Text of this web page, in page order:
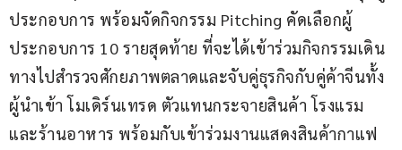
ประกอบการ พร้อมจัดกิจกรรม Pitching คัดเลือกผู้
ประกอบการ 10 รายสุดท้าย ที่จะได้เข้าร่วมกิจกรรมเดิน
ทางไปสำรวจศักยภาพตลาดและจับคู่ธุรกิจกับคู่ค้าจีนทั้ง
ผู้นำเข้า โมเดิร์นเทรด ตัวแทนกระจายสินค้า โรงแรม
และร้านอาหาร พร้อมกับเข้าร่วมงานแสดงสินค้ากาแฟ